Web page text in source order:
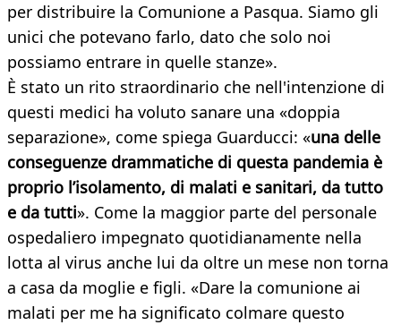
per distribuire la Comunione a Pasqua. Siamo gli
unici che potevano farlo, dato che solo noi
possiamo entrare in quelle stanze».
È stato un rito straordinario che nell'intenzione di
questi medici ha voluto sanare una «doppia
separazione», come spiega Guarducci: «una delle
conseguenze drammatiche di questa pandemia è
proprio l’isolamento, di malati e sanitari, da tutto
e da tutti». Come la maggior parte del personale
ospedaliero impegnato quotidianamente nella
lotta al virus anche lui da oltre un mese non torna
a casa da moglie e figli. «Dare la comunione ai
malati per me ha significato colmare questo